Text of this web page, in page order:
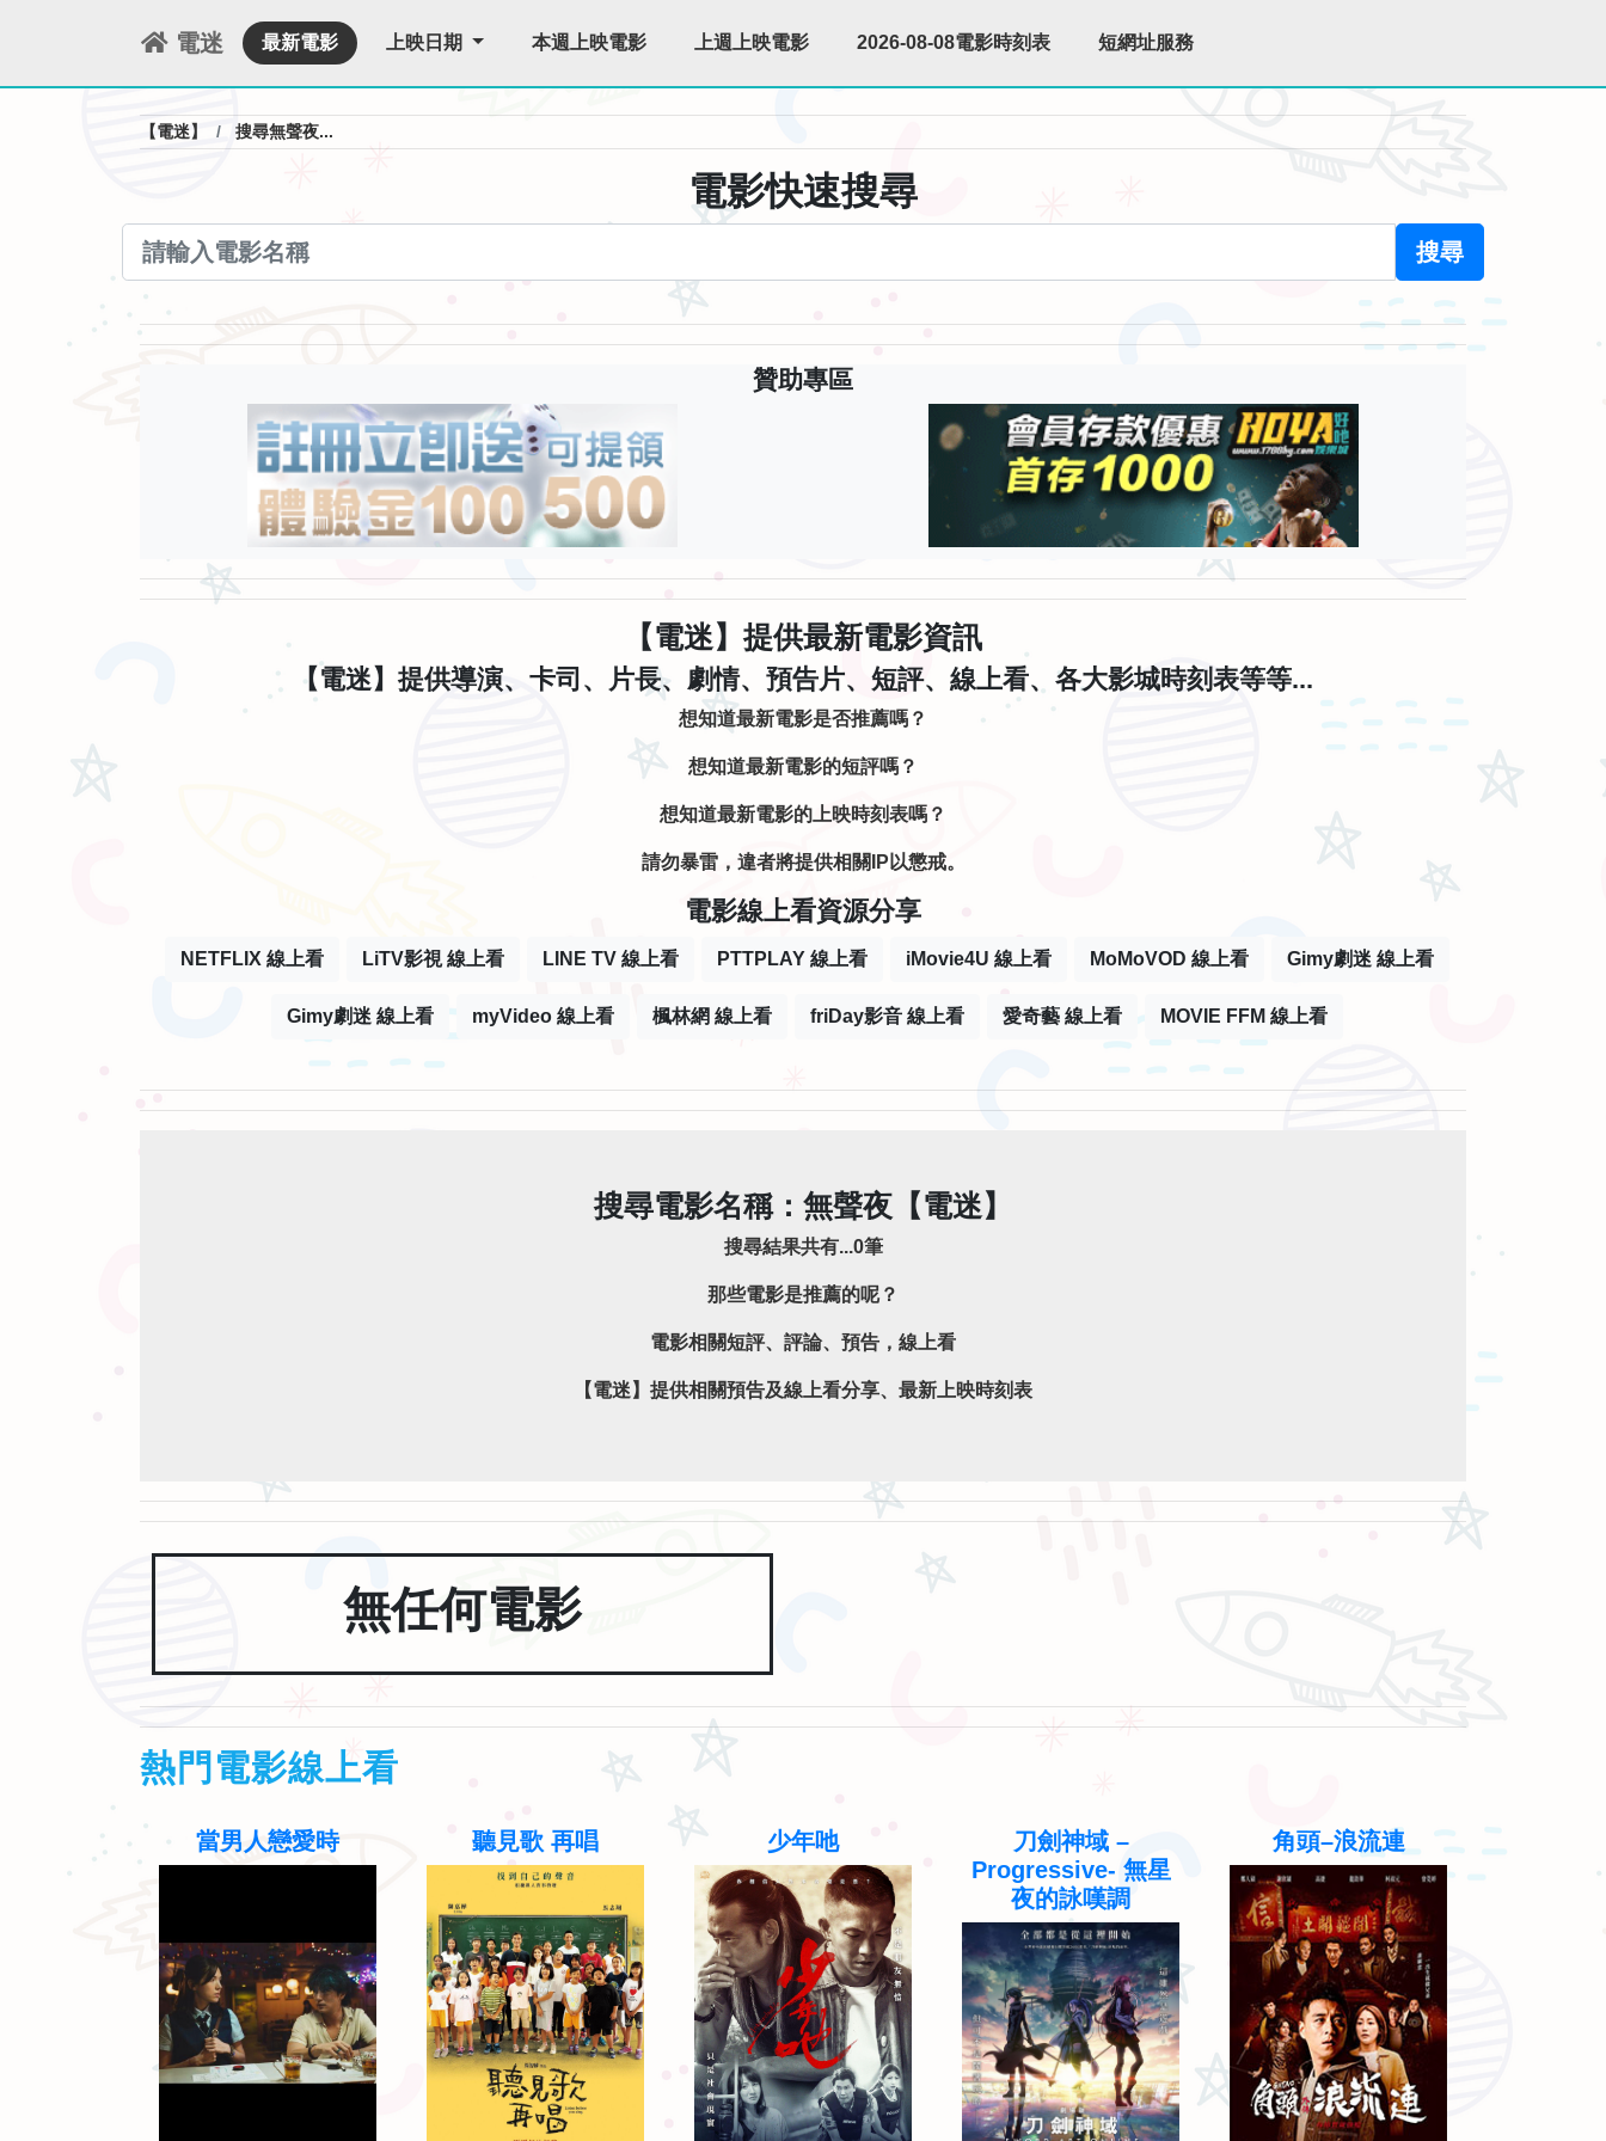
電迷 最新電影 上映日期 本週上映電影 上週上映電影 2026-08-08電影時刻表 短網址服務
【電迷】 搜尋無聲夜...
電影快速搜尋
搜尋
贊助專區
【電迷】提供最新電影資訊
【電迷】提供導演、卡司、片長、劇情、預告片、短評、線上看、各大影城時刻表等等...
想知道最新電影是否推薦嗎？
想知道最新電影的短評嗎？
想知道最新電影的上映時刻表嗎？
請勿暴雷，違者將提供相關IP以懲戒。
電影線上看資源分享
NETFLIX 線上看 LiTV影視 線上看 LINE TV 線上看 PTTPLAY 線上看 iMovie4U 線上看 MoMoVOD 線上看 Gimy劇迷 線上看
Gimy劇迷 線上看 myVideo 線上看 楓林網 線上看 friDay影音 線上看 愛奇藝 線上看 MOVIE FFM 線上看
搜尋電影名稱：無聲夜【電迷】
搜尋結果共有...0筆
那些電影是推薦的呢？
電影相關短評、評論、預告，線上看
【電迷】提供相關預告及線上看分享、最新上映時刻表
無任何電影
熱門電影線上看
當男人戀愛時 聽見歌 再唱 少年吔
刀劍神域 –
Progressive- 無星
夜的詠嘆調
角頭–浪流連
關於我和
的